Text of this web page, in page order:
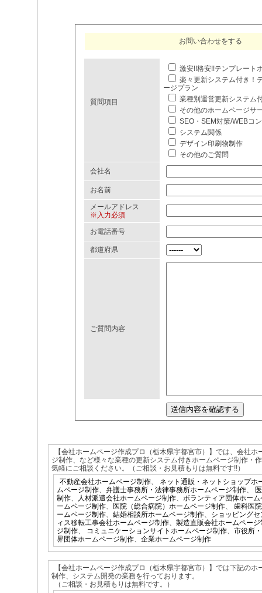
お問い合わせをする
質問項目
激安!!格安!!テンプレート
楽々更新システム付き！
ージプラン
業種別運営更新システム
その他のホームページサ
SEO・SEM対策/WEBコ
システム関係
デザイン印刷物制作
その他のご質問
会社名
お名前
メールアドレス
※入力必須
お電話番号
都道府県
ご質問内容
【会社ホームページ作成プロ（栃木県宇都宮市）】では、会社
ジ制作、など様々な業種の更新システム付きホームページ制作・
気軽にご相談ください。（ご相談・お見積もりは無料です!!）
不動産会社ホームページ制作、 ネット通販・ネットショップホ
ムページ制作、 弁護士事務所・法律事務所ホームページ制作、
制作、 人材派遣会社ホームページ制作、 ボランティア団体ホー
ームページ制作、 医院（総合病院）ホームページ制作、 歯科医
ームページ制作、 結婚相談所ホームページ制作、 ショッピング
ィス移転工事会社ホームページ制作、 製造直販会社ホームページ
ジ制作、 コミュニケーションサイトホームページ制作、 市役所
界団体ホームページ制作、 企業ホームページ制作
【会社ホームページ作成プロ（栃木県宇都宮市）】では下記の
制作、システム開発の業務を行っております。
（ご相談・お見積もりは無料です。）